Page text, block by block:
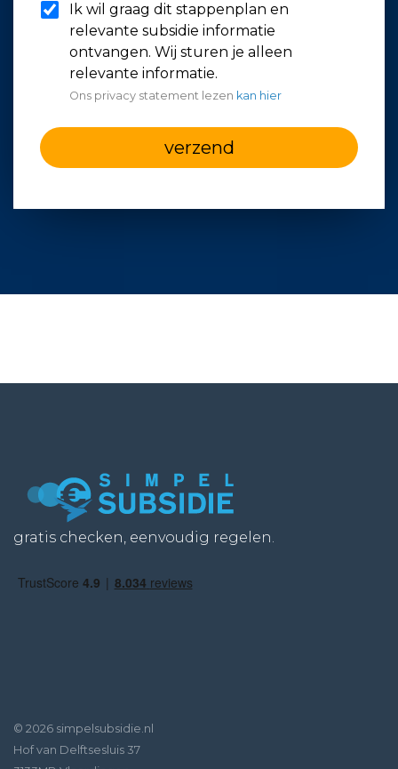
Ik wil graag dit stappenplan en
relevante subsidie informatie
ontvangen. Wij sturen je alleen
relevante informatie.
Ons privacy statement lezen kan hier
verzend
gratis checken, eenvoudig regelen.
© 2026 simpelsubsidie.nl
Hof van Delftsesluis 37